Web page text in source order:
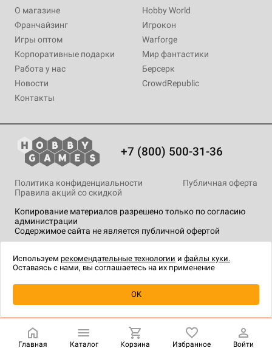
Уведомить о наличии
О магазине
Франчайзинг
Игры оптом
Корпоративные подарки
Работа у нас
Новости
Контакты
Hobby World
Игрокон
Warforge
Мир фантастики
Берсерк
CrowdRepublic
+7 (800) 500-31-36
Копирование материалов разрешено только по согласию
администрации
Содержимое сайта не является публичной офертой
Политика конфиденциальности
Публичная оферта
Правила акций со скидкой
технологии.
Главная Каталог Корзина Избранное Войти
Используем рекомендательные технологии и файлы куки.
Оставаясь с нами, вы соглашаетесь на их применение
OK